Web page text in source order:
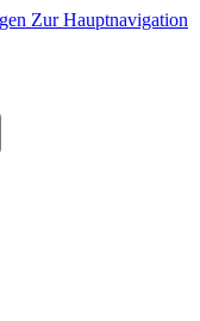
Zur Hauptnavigation